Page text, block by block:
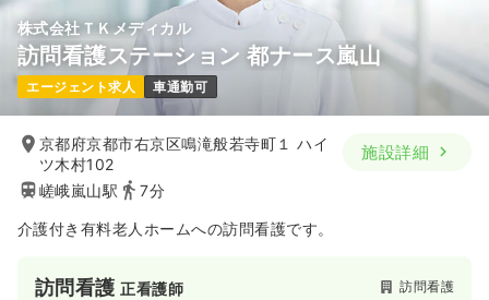
株式会社ＴＫメディカル
訪問看護ステーション 都ナース嵐山
エージェント求人 車通勤可
京都府京都市右京区鳴滝般若寺町１ ハイ
ツ木村102
嵯峨嵐山駅
7分
施設詳細
介護付き有料老人ホームへの訪問看護です。
訪問看護正看護師 訪問看護